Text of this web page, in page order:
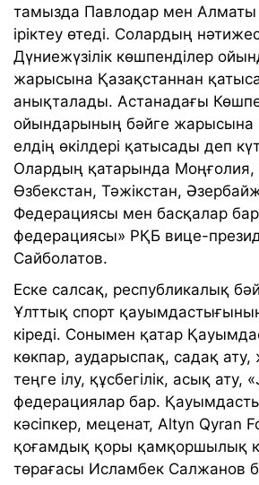
тамызда Павлодар мен
іріктеу өтеді. Солардың
Дүниежүзілік көшпенділер
жарысына Қазақстаннан
анықталады. Астанадағы
ойындарының бәйге
елдің өкілдері қатысады деп
Олардың қатарында Моңғолия,
Өзбекстан, Тәжікстан,
Федерациясы мен басқалар
федерациясы» РҚБ вице-
Сайболатов.
Еске салсақ, республикалық
Ұлттық спорт
кіреді. Сонымен қатар
көкпар, аударыспақ, садақ
теңге ілу, құсбегілік, асық ату,
федерациялар бар.
кәсіпкер, меценат, Altyn Qyran
қоғамдық қоры қамқоршылық
төрағасы Исламбек Салжанов